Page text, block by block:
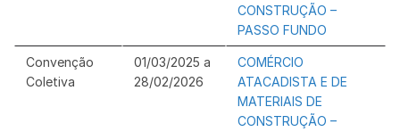
CONSTRUÇÃO –
PASSO FUNDO
Convenção
Coletiva
01/03/2025 a
28/02/2026
COMÉRCIO
ATACADISTA E DE
MATERIAIS DE
CONSTRUÇÃO –